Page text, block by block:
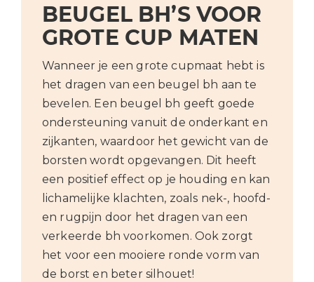
BEUGEL BH’S VOOR
GROTE CUP MATEN
Wanneer je een grote cupmaat hebt is
het dragen van een beugel bh aan te
bevelen. Een beugel bh geeft goede
ondersteuning vanuit de onderkant en
zijkanten, waardoor het gewicht van de
borsten wordt opgevangen. Dit heeft
een positief effect op je houding en kan
lichamelijke klachten, zoals nek-, hoofd-
en rugpijn door het dragen van een
verkeerde bh voorkomen. Ook zorgt
het voor een mooiere ronde vorm van
de borst en beter silhouet!